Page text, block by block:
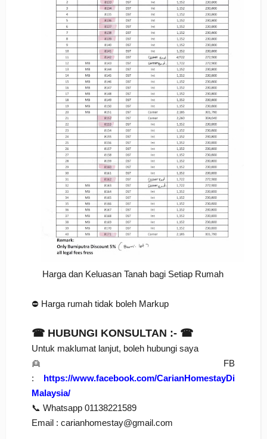
Harga dan Keluasan Tanah bagi Setiap Rumah
⛔ Harga rumah tidak boleh Markup
☎ HUBUNGI KONSULTAN :- ☎
Untuk maklumat lanjut, boleh hubungi saya
👱 FB
: https://www.facebook.com/CarianHomestayDi
Malaysia/
📞 Whatsapp 01138221589
Email : carianhomestay@gmail.com